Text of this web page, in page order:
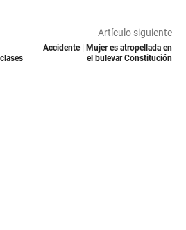
Artículo siguiente
Accidente | Mujer es atropellada en
el bulevar Constitución